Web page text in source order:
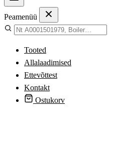
Peamenüü
Tooted
Allalaadimised
Ettevõttest
Kontakt
Ostukorv